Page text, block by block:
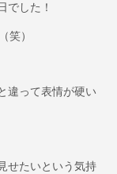
でした！
笑）
違って表情が硬い
せたいという気持